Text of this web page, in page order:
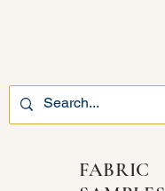
FABRIC